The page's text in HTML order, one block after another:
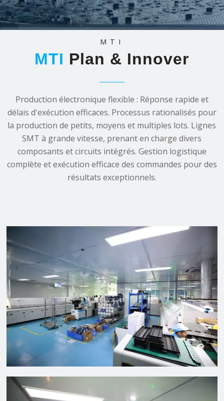
MTI
MTI Plan & Innover
Production électronique flexible : Réponse rapide et
délais d'exécution efficaces. Processus rationalisés pour
la production de petits, moyens et multiples lots. Lignes
SMT à grande vitesse, prenant en charge divers
composants et circuits intégrés. Gestion logistique
complète et exécution efficace des commandes pour des
résultats exceptionnels.